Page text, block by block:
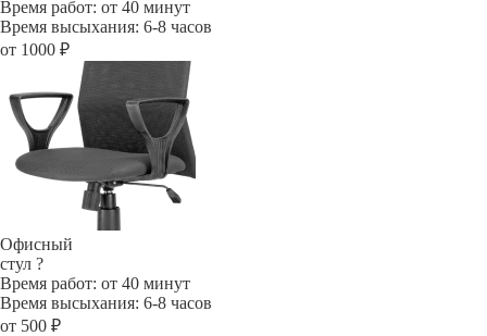
Время работ: от 40 минут
Время высыхания: 6-8 часов
от 1000 ₽
Офисный
стул ?
Время работ: от 40 минут
Время высыхания: 6-8 часов
от 500 ₽